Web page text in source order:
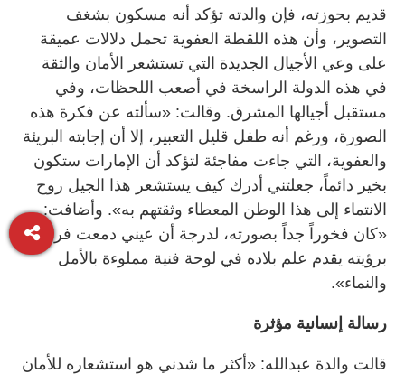
قديم بحوزته، فإن والدته تؤكد أنه مسكون بشغف
التصوير، وأن هذه اللقطة العفوية تحمل دلالات عميقة
على وعي الأجيال الجديدة التي تستشعر الأمان والثقة
في هذه الدولة الراسخة في أصعب اللحظات، وفي
مستقبل أجيالها المشرق. وقالت: «سألته عن فكرة هذه
الصورة، ورغم أنه طفل قليل التعبير، إلا أن إجابته البريئة
والعفوية، التي جاءت مفاجئة لتؤكد أن الإمارات ستكون
بخير دائماً، جعلتني أدرك كيف يستشعر هذا الجيل روح
الانتماء إلى هذا الوطن المعطاء وثقتهم به». وأضافت:
«كان فخوراً جداً بصورته، لدرجة أن عيني دمعت فرحاً
برؤيته يقدم علم بلاده في لوحة فنية مملوءة بالأمل
والنماء».
رسالة إنسانية مؤثرة
قالت والدة عبدالله: «أكثر ما شدني هو استشعاره للأمان